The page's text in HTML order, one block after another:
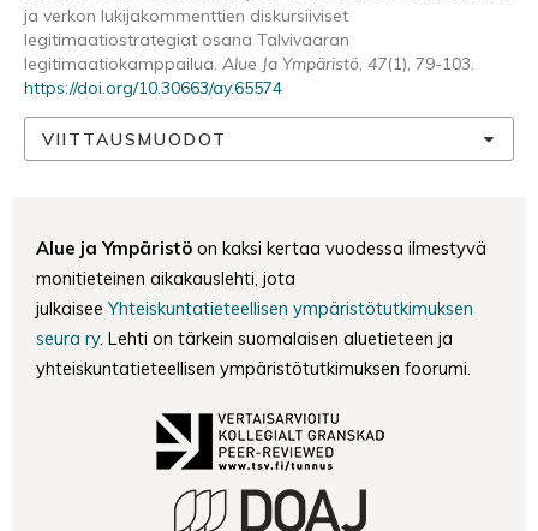
ja verkon lukijakommenttien diskursiiviset
legitimaatiostrategiat osana Talvivaaran
legitimaatiokamppailua. Alue Ja Ympäristö, 47(1), 79-103.
https://doi.org/10.30663/ay.65574
VIITTAUSMUODOT
Alue ja Ympäristö on kaksi kertaa vuodessa ilmestyvä
monitieteinen aikakauslehti, jota
julkaisee Yhteiskuntatieteellisen ympäristötutkimuksen
seura ry. Lehti on tärkein suomalaisen aluetieteen ja
yhteiskuntatieteellisen ympäristötutkimuksen foorumi.